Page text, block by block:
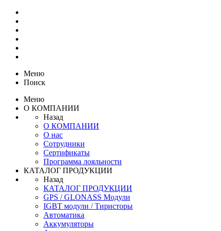
Меню
Поиск
Меню
О КОМПАНИИ
Назад
О КОМПАНИИ
О нас
Сотрудники
Сертификаты
Программа лояльности
КАТАЛОГ ПРОДУКЦИИ
Назад
КАТАЛОГ ПРОДУКЦИИ
GPS / GLONASS Модули
IGBT модули / Тиристоры
Автоматика
Аккумуляторы